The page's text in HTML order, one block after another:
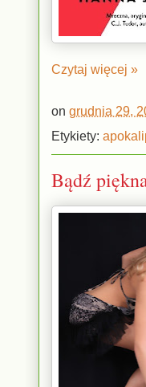
Czytaj więcej »
on grudnia 29,
Etykiety:
Bądź